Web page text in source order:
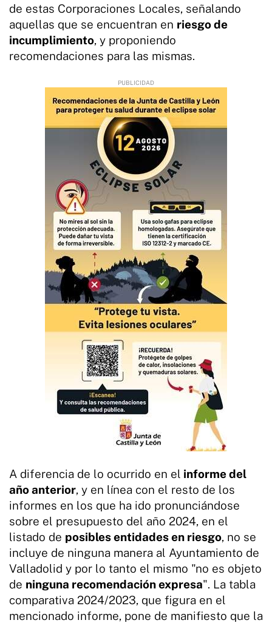
de estas Corporaciones Locales, señalando
aquellas que se encuentran en riesgo de
incumplimiento, y proponiendo
recomendaciones para las mismas.
A diferencia de lo ocurrido en el informe del
año anterior, y en línea con el resto de los
informes en los que ha ido pronunciándose
sobre el presupuesto del año 2024, en el
listado de posibles entidades en riesgo, no se
incluye de ninguna manera al Ayuntamiento de
Valladolid y por lo tanto el mismo "no es objeto
de ninguna recomendación expresa". La tabla
comparativa 2024/2023, que figura en el
mencionado informe, pone de manifiesto que la